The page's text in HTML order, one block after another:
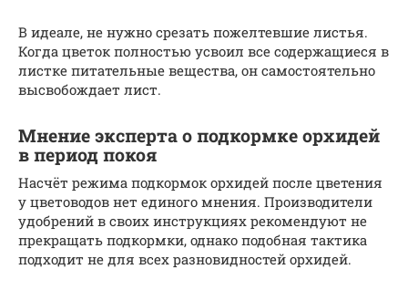
В идеале, не нужно срезать пожелтевшие листья.
Когда цветок полностью усвоил все содержащиеся в
листке питательные вещества, он самостоятельно
высвобождает лист.
Мнение эксперта о подкормке орхидей
в период покоя
Насчёт режима подкормок орхидей после цветения
у цветоводов нет единого мнения. Производители
удобрений в своих инструкциях рекомендуют не
прекращать подкормки, однако подобная тактика
подходит не для всех разновидностей орхидей.